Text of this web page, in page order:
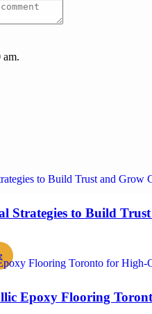
am.
Strategies to Build
Epoxy Flooring